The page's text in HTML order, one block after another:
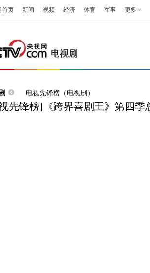
首页 新闻 视频 经济 体育 军事 更多
电视先锋榜（电视剧）
先锋榜]《跨界喜剧王》第四季